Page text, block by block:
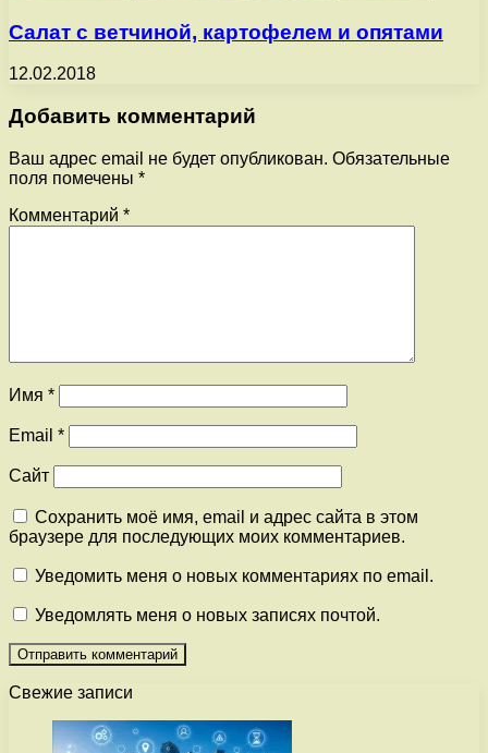
Салат с ветчиной, картофелем и опятами
12.02.2018
Добавить комментарий
Ваш адрес email не будет опубликован. Обязательные
поля помечены *
Комментарий *
Имя *
Email *
Сайт
Сохранить моё имя, email и адрес сайта в этом
браузере для последующих моих комментариев.
Уведомить меня о новых комментариях по email.
Уведомлять меня о новых записях почтой.
Свежие записи